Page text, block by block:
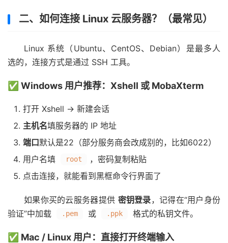
二、如何连接 Linux 云服务器？（最常见）
Linux 系统（Ubuntu、CentOS、Debian）是最多人
选的，连接方式是通过 SSH 工具。
✅ Windows 用户推荐：Xshell 或 MobaXterm
打开 Xshell → 新建会话
主机名填服务器的 IP 地址
端口默认是22（部分服务商会改成别的，比如6022）
用户名填
root
，密码复制粘贴
点击连接，就能看到黑框命令行界面了
如果你买的云服务器提供 密钥登录，记得在“用户身份
验证”中加载
.pem 或 .ppk 格式的私钥文件。
✅ Mac / Linux 用户：直接打开终端输入